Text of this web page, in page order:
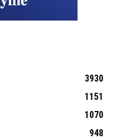
3930
1151
1070
948